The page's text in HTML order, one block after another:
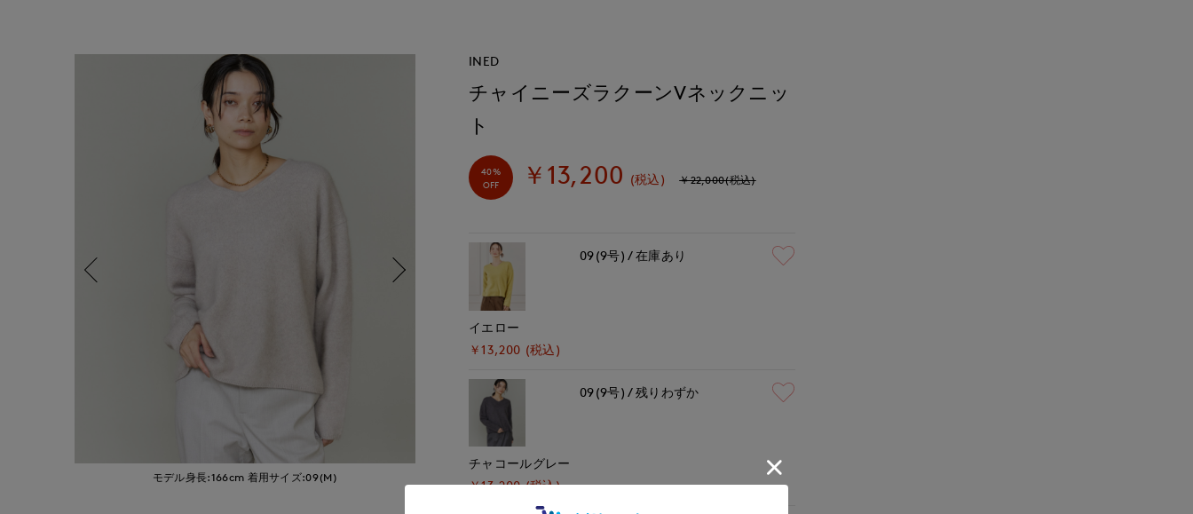
モデル身長:166cm 着用サイズ:09(M) モデル身長:165cm
INED
チャイニーズラクーンVネックニッ
ト
40%
OFF
￥13,200 (税込) ￥22,000(税込)
イエロー
￥13,200 (税込)
09(9号) 在庫あり
チャコールグレー
￥13,200 (税込)
09(9号) 残りわずか